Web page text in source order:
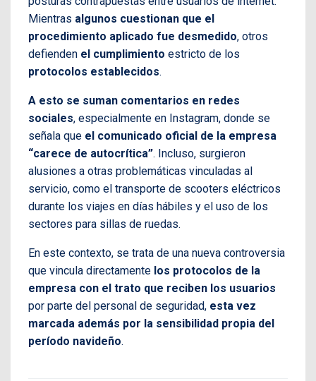
Mientras algunos cuestionan que el
procedimiento aplicado fue desmedido, otros
defienden el cumplimiento estricto de los
protocolos establecidos.
A esto se suman comentarios en redes
sociales, especialmente en Instagram, donde se
señala que el comunicado oficial de la empresa
“carece de autocrítica”. Incluso, surgieron
alusiones a otras problemáticas vinculadas al
servicio, como el transporte de scooters eléctricos
durante los viajes en días hábiles y el uso de los
sectores para sillas de ruedas.
En este contexto, se trata de una nueva controversia
que vincula directamente los protocolos de la
empresa con el trato que reciben los usuarios
por parte del personal de seguridad, esta vez
marcada además por la sensibilidad propia del
período navideño.